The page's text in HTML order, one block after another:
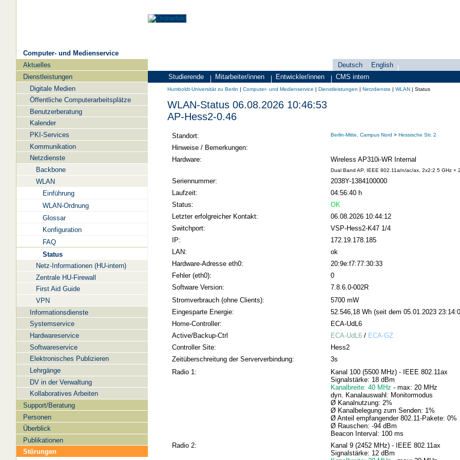
Computer- und Medienservice
Navigation
Aktuelles
Dienstleistungen
Digitale Medien
Öffentliche Computerarbeitsplätze
Benutzerberatung
Kalender
PKI-Services
Kommunikation
Netzdienste
Backbone
WLAN
Einführung
WLAN-Ordnung
Glossar
Konfiguration
FAQ
Status
Netz-Informationen (HU-intern)
Zentrale HU-Firewall
First Aid Guide
VPN
Informationsdienste
Systemservice
Hardwareservice
Softwareservice
Elektronisches Publizieren
Lehrgänge
DV in der Verwaltung
Kollaboratives Arbeiten
Support/Beratung
Personen
Überblick
Publikationen
Störungen
Zielgruppen
Studierende Mitarbeiter/innen Entwickler/innen CMS intern
Sprachauswahl
Deutsch
English
search-menu
Humboldt-
Universität
Computer-
und
Humboldt-Universität zu Berlin | Computer- und Medienservice | Dienstleistungen | Netzdienste | WLAN | Status
WLAN-Status 06.08.2026 10:46:53
AP-Hess2-0.46
Standort: Berlin-Mitte, Campus Nord > Hessische Str. 2
Hinweise / Bemerkungen:
Hardware:
Wireless AP310i-WR Internal
Dual Band AP, IEEE 802.11a/n/ac/ax, 2x2:2 5 GHz +
Seriennummer:
2038Y-1384100000
Laufzeit:
04:56:40 h
Status:
OK
Letzter erfolgreicher Kontakt:
06.08.2026 10:44:12
Switchport:
VSP-Hess2-K47 1/4
IP:
172.19.178.185
LAN:
ok
Hardware-Adresse eth0:
20:9e:f7:77:30:33
Fehler (eth0):
0
Software Version:
7.8.6.0-002R
Stromverbrauch (ohne Clients):
5700 mW
Eingesparte Energie:
52.546,18 Wh (seit dem 05.01.2023
Home-Controller:
ECA-UdL6
Active/Backup-Ctrl
ECA-UdL6/ ECA-GZ
Controller Site:
Hess2
Zeitüberschreitung der Serververbindung:
3s
Radio 1:
Kanal 100 (5500 MHz) - IEEE 802.11ax
Signalstärke: 18 dBm
Kanalbreite: 40 MHz - max: 20 MHz
dyn. Kanalauswahl: Monitormodus
Ø Kanalnutzung: 2%
Ø Kanalbelegung zum Senden: 1%
Ø Anteil empfangender 802.11-Pakete: 0%
Ø Rauschen: -94 dBm
Beacon Interval: 100 ms
Radio 2:
Kanal 9 (2452 MHz) - IEEE 802.11ax
Signalstärke: 12 dBm